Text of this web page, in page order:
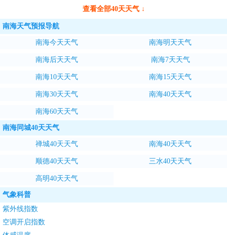
查看全部40天天气 ↓
南海天气预报导航
南海今天天气 南海明天天气
南海后天天气 南海7天天气
南海10天天气 南海15天天气
南海30天天气 南海40天天气
南海60天天气
南海同城40天天气
禅城40天天气 南海40天天气
顺德40天天气 三水40天天气
高明40天天气
气象科普
紫外线指数
空调开启指数